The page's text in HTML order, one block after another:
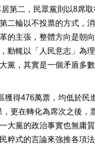
第二，民眾黨則以8席
二輪以不投票的方式，
的主張，整體方向是朝
動輒以「人民意志」為
黨，其實是一個矛盾多
獲得476萬票，均低於民
更在轉化為席次之後，
大黨的政治事實也無庸
粹式的言論來強推各項